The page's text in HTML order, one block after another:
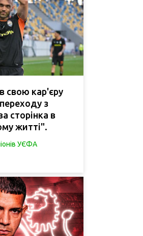
свою кар'єру
з
сторінка в
житті".
УЄФА